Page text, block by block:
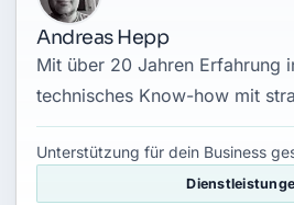
Andreas Hepp
Mit über 20 Jahren Erfahrung
technisches Know-how mit
Unterstützung für dein Business